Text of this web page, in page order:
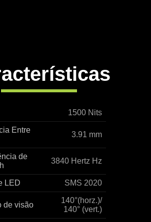
1500 Nits
Entre
3.91 mm
de
3840 Hertz Hz
LED SMS 2020
de visão
140°(horz.)/
140° (vert.)